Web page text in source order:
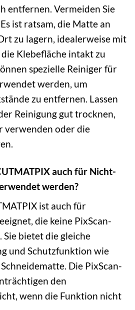
entfernen. Vermeiden Sie
ist ratsam, die Matte an
zu lagern, idealerweise mit
Klebefläche intakt zu
spezielle Reiniger für
werden, um
zu entfernen. Lassen
Reinigung gut trocknen,
verwenden oder die
auch für Nicht-
werden?
ist auch für
die keine PixScan-
bietet die gleiche
und Schutzfunktion wie
Die PixScan-
den
wenn die Funktion nicht